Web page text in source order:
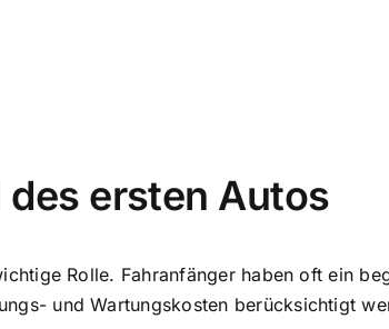
ersten Autos
Rolle. Fahranfänger haben oft ein
und Wartungskosten berücksichtigt